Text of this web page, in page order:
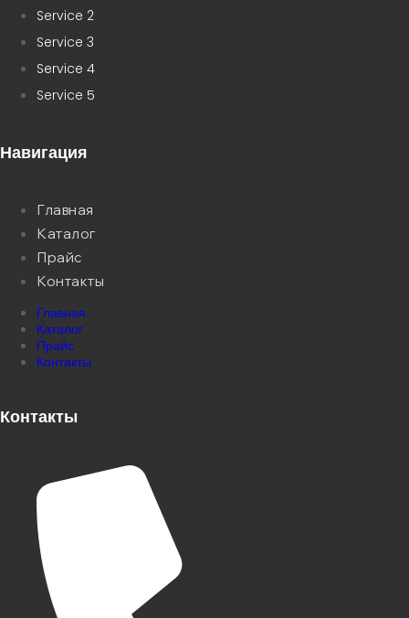
Service 2
Service 3
Service 4
Service 5
Навигация
Главная
Каталог
Прайс
Контакты
Главная
Каталог
Прайс
Контакты
Контакты